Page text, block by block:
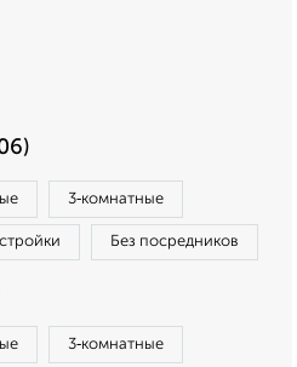
3‑комнатные
Без посредников
3‑комнатные